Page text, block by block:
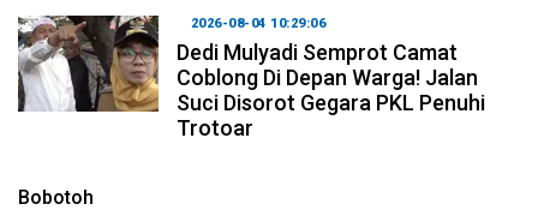
2026-08-04 10:29:06
Dedi Mulyadi Semprot Camat
Coblong Di Depan Warga! Jalan
Suci Disorot Gegara PKL Penuhi
Trotoar
Bobotoh